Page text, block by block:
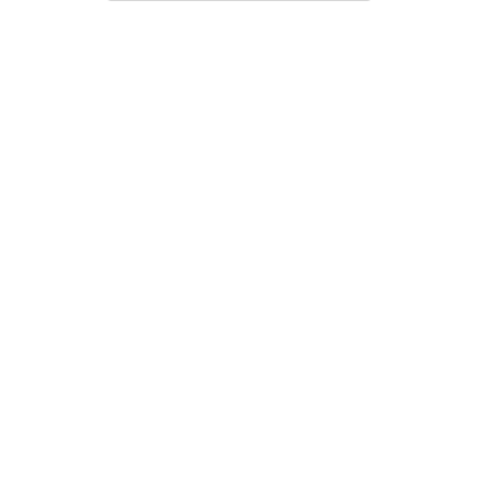
Problema direttamente